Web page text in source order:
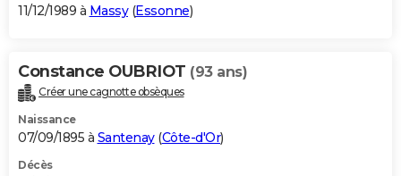
11/12/1989 à Massy(Essonne)
Constance OUBRIOT (93 ans)
Créer une cagnotte obsèques
Naissance
07/09/1895 à Santenay(Côte-d'Or)
Décès